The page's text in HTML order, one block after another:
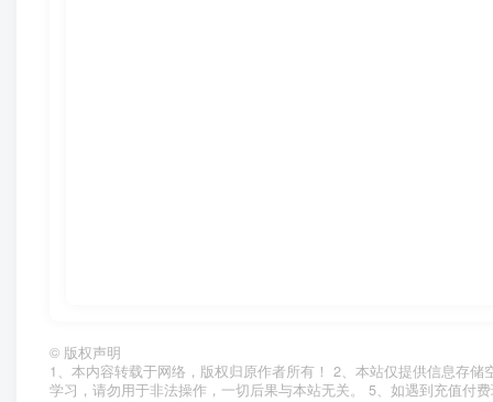
© 版权声明
1、本内容转载于网络，版权归原作者所有！ 2、本站仅提供信息存
学习，请勿用于非法操作，一切后果与本站无关。 5、如遇到充值付